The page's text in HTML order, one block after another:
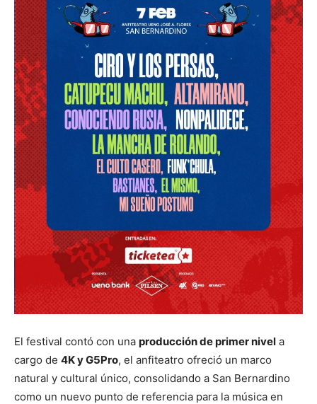
El festival contó con una producción de primer nivel a
cargo de 4K y G5Pro, el anfiteatro ofreció un marco
natural y cultural único, consolidando a San Bernardino
como un nuevo punto de referencia para la música en